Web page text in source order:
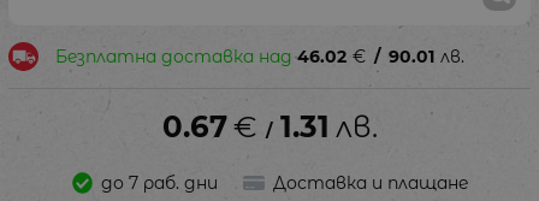
Безплатна доставка над46.02 € / 90.01 лв.
0.67€ / 1.31 лв.
до 7 раб. дни Доставка и плащане